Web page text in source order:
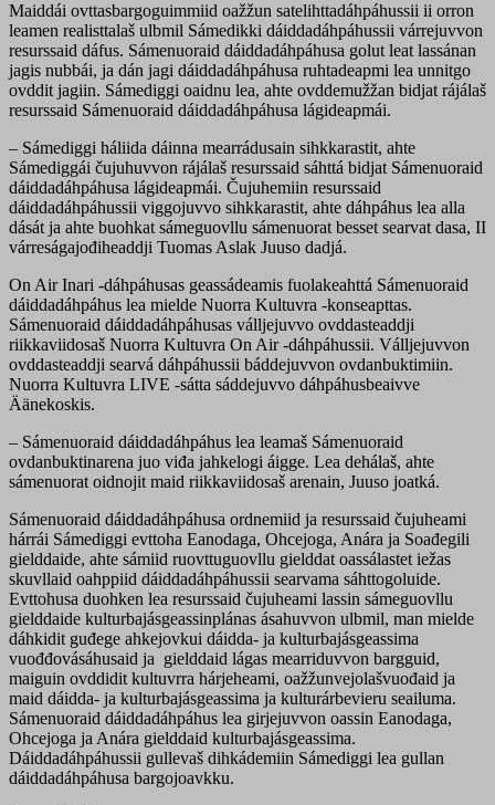
Maiddái ovttasbargoguimmiid oažžun satelihttadáhpáhussii ii orron
leamen realisttalaš ulbmil Sámedikki dáiddadáhpáhussii várrejuvvon
resurssaid dáfus. Sámenuoraid dáiddadáhpáhusa golut leat lassánan
jagis nubbái, ja dán jagi dáiddadáhpáhusa ruhtadeapmi lea unnitgo
ovddit jagiin. Sámediggi oaidnu lea, ahte ovddemužžan bidjat rájálaš
resurssaid Sámenuoraid dáiddadáhpáhusa lágideapmái.
– Sámediggi háliida dáinna mearrádusain sihkkarastit, ahte
Sámediggái čujuhuvvon rájálaš resurssaid sáhttá bidjat Sámenuoraid
dáiddadáhpáhusa lágideapmái. Čujuhemiin resurssaid
dáiddadáhpáhussii viggojuvvo sihkkarastit, ahte dáhpáhus lea alla
dását ja ahte buohkat sámeguovllu sámenuorat besset searvat dasa, II
várreságajođiheaddji Tuomas Aslak Juuso dadjá.
On Air Inari -dáhpáhusas geassádeamis fuolakeahttá Sámenuoraid
dáiddadáhpáhus lea mielde Nuorra Kultuvra -konseapttas.
Sámenuoraid dáiddadáhpáhusas válljejuvvo ovddasteaddji
riikkaviidosaš Nuorra Kultuvra On Air -dáhpáhussii. Válljejuvvon
ovddasteaddji searvá dáhpáhussii báddejuvvon ovdanbuktimiin.
Nuorra Kultuvra LIVE -sátta sáddejuvvo dáhpáhusbeaivve
Äänekoskis.
– Sámenuoraid dáiddadáhpáhus lea leamaš Sámenuoraid
ovdanbuktinarena juo viđa jahkelogi áigge. Lea dehálaš, ahte
sámenuorat oidnojit maid riikkaviidosaš arenain, Juuso joatká.
Sámenuoraid dáiddadáhpáhusa ordnemiid ja resurssaid čujuheami
hárrái Sámediggi evttoha Eanodaga, Ohcejoga, Anára ja Soađegili
gielddaide, ahte sámiid ruovttuguovllu gielddat oassálastet iežas
skuvllaid oahppiid dáiddadáhpáhussii searvama sáhttogoluide.
Evttohusa duohken lea resurssaid čujuheami lassin sámeguovllu
gielddaide kulturbajásgeassinplánas ásahuvvon ulbmil, man mielde
dáhkidit guđege ahkejovkui dáidda- ja kulturbajásgeassima
vuođđovásáhusaid ja gielddaid lágas mearriduvvon bargguid,
maiguin ovddidit kultuvrra hárjeheami, oažžunvejolašvuođaid ja
maid dáidda- ja kulturbajásgeassima ja kulturárbevieru seailuma.
Sámenuoraid dáiddadáhpáhus lea girjejuvvon oassin Eanodaga,
Ohcejoga ja Anára gielddaid kulturbajásgeassima.
Dáiddadáhpáhussii gullevaš dihkádemiin Sámediggi lea gullan
dáiddadáhpáhusa bargojoavkku.